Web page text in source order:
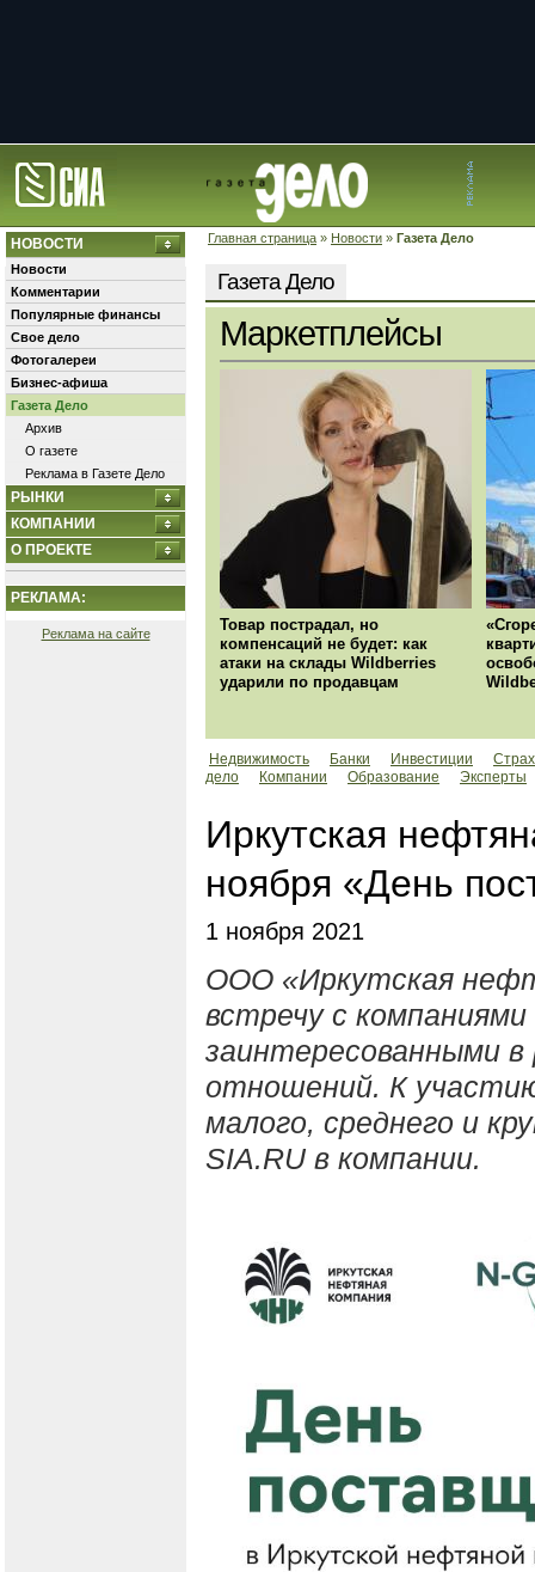
Главная страница » Новости » Газета Дело
НОВОСТИ
Новости
Комментарии
Популярные финансы
Свое дело
Фотогалереи
Бизнес-афиша
Газета Дело
Архив
О газете
Реклама в Газете Дело
РЫНКИ
КОМПАНИИ
О ПРОЕКТЕ
РЕКЛАМА:
Реклама на сайте
Газета Дело
Маркетплейсы
Товар пострадал, но
компенсаций не будет: как
атаки на склады Wildberries
ударили по продавцам
Недвижимость Банки Инвестиции
дело
Компании Образование Эксперты
Иркутская
ноября «День
1 ноября 2021
ООО «Иркутская
встречу с
заинтересованными
отношений. К
малого, среднего и
SIA.RU в компании.